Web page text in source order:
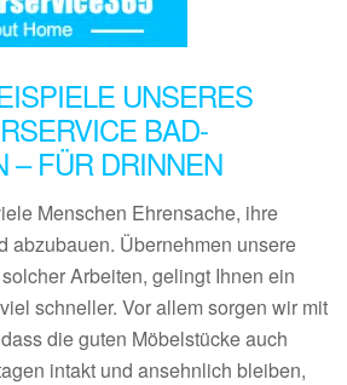
UNSERES
BAD-
– FÜR DRINNEN
Menschen Ehrensache, ihre
abzubauen. Übernehmen unsere
Arbeiten, gelingt Ihnen ein
schneller. Vor allem sorgen wir mit
die guten Möbelstücke auch
intakt und ansehnlich bleiben,